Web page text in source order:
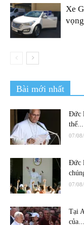
Xe
Bài mới nhất
Đức
thế...
07/
Đức
07/
Tại
của...